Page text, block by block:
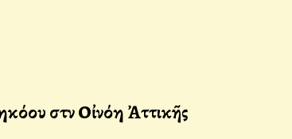
στὴν Οἰνόη Ἀττικῆς